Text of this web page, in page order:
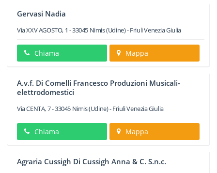
Gervasi Nadia
Via XXV AGOSTO, 1 -33045 Nimis(Udine) -Friuli Venezia Giulia
Chiama Mappa
A.v.f. Di Comelli Francesco Produzioni Musicali-
elettrodomestici
Via CENTA, 7-33045 Nimis(Udine) -Friuli Venezia Giulia
Chiama Mappa
Agraria Cussigh Di Cussigh Anna & C. S.n.c.